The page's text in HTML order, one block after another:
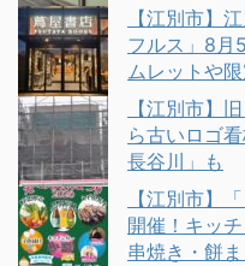
【江別市】
フルス」8月
ムレットや
【江別市】
ら古いロゴ
長谷川」も
【江別市】
開催！キッ
串焼き・餅